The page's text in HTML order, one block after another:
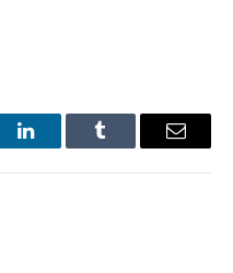
LinkedInTumblr Email